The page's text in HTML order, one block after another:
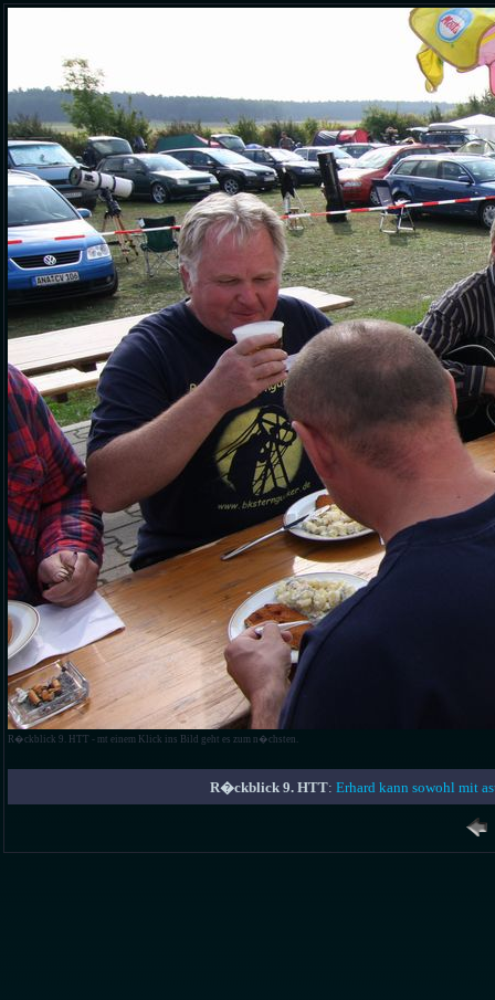
R�ckblick 9. HTT - mt einem Klick ins Bild geht es zum n�chsten.
R�ckblick 9. HTT: Erhard kann sowohl mit